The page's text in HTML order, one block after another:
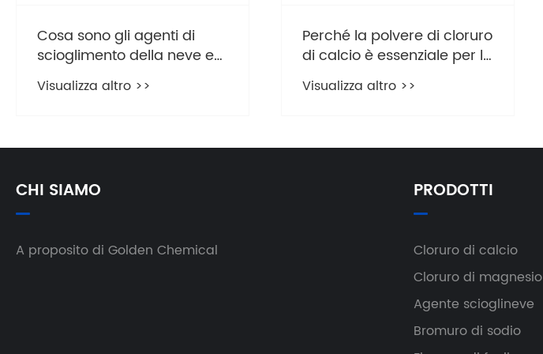
Cosa sono gli agenti di
scioglimento della neve e
come funzionano?
Visualizza altro >>
Perché la polvere di cloruro
di calcio è essenziale per le
applicazioni industriali e
quotidiane?
Visualizza altro >>
CHI SIAMO
A proposito di Golden Chemical
PRODOTTI
Cloruro di calcio
Cloruro di magnesio
Agente scioglineve
Bromuro di sodio